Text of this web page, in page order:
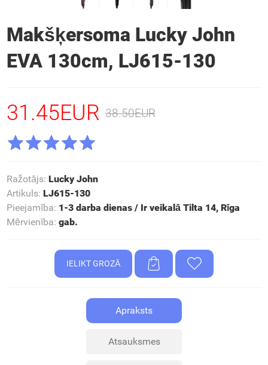
Makšķersoma Lucky John
EVA 130cm, LJ615-130
31.45EUR 38.50EUR
Ražotājs: Lucky John
Artikuls: LJ615-130
Pieejamība: 1-3 darba dienas / Ir veikalā Tilta 14, Rīga
Mērvienība: gab.
Apraksts
Atsauksmes